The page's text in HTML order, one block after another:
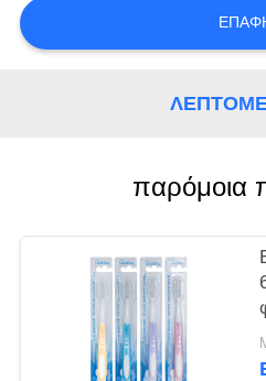
ΖΗΤΉΣΤΕ
ΈΝΑ
ΑΠΌΣΠΑΣΜΑ
ΙΣΤΌΤΟΠΟΥ
ΠΟΛΙΤΙΚΉ
ΜΥΣΤΙΚΌΤΗΤΑΣ
παρόμοια